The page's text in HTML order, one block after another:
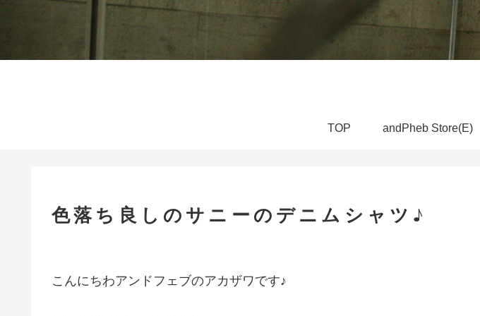
TOP andPheb Store(E)
色落ち良しのサニーのデニムシャツ♪
こんにちわアンドフェブのアカザワです♪